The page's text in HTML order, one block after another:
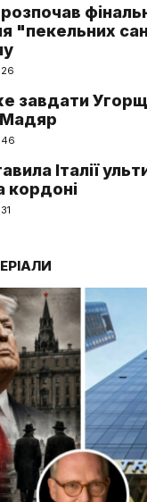
"пекельних
завдати
Мадяр
Італії
кордоні